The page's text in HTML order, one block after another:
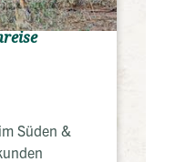
Süden &